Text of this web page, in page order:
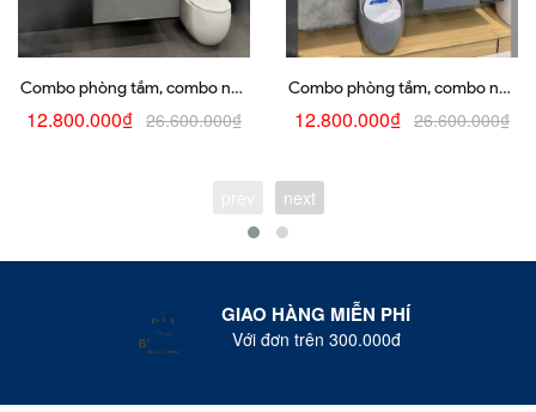
Combo phòng tắm, combo nhà
tắm, trọn bộ thiết bị vệ sinh
12.800.000₫ 26.600.000₫
Combo phòng tắm, combo nhà
tắm, trọn bộ thiết bị vệ sinh
12.800.000₫ 26.600.000₫
next
GIAO HÀNG MIỄN PHÍ
Với đơn trên 300.000đ